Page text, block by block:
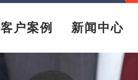
客户案例 新闻中心